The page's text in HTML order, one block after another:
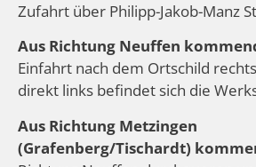
Zufahrt über Philipp-Jakob-Manz
Aus Richtung Neuffen
Einfahrt nach dem Ortschild
direkt links befindet sich die
Aus Richtung Metzingen
(Grafenberg/Tischardt)